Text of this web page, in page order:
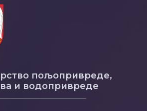
пољопривреде,
и водопривреде